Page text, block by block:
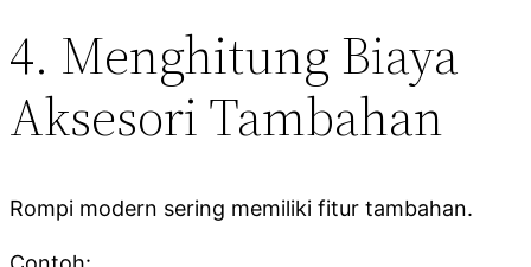
4. Menghitung Biaya
Aksesori Tambahan
Rompi modern sering memiliki fitur tambahan.